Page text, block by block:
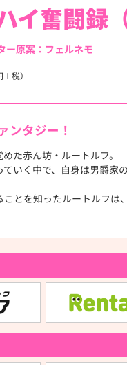
奮闘録（
ー原案：フェルネモ
税）
ンタジー！
た赤ん坊・ルートルフ。
いく中で、自身は男爵家
とを知ったルートルフは